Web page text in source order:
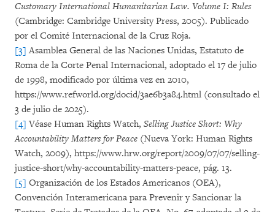
Customary International Humanitarian Law. Volume I: Rules
(Cambridge: Cambridge University Press, 2005). Publicado
por el Comité Internacional de la Cruz Roja.
[3] Asamblea General de las Naciones Unidas, Estatuto de
Roma de la Corte Penal Internacional, adoptado el 17 de julio
de 1998, modificado por última vez en 2010,
https://www.refworld.org/docid/3ae6b3a84.html (consultado el
3 de julio de 2025).
[4] Véase Human Rights Watch, Selling Justice Short: Why
Accountability Matters for Peace (Nueva York: Human Rights
Watch, 2009), https://www.hrw.org/report/2009/07/07/selling-
justice-short/why-accountability-matters-peace, pág. 13.
[5] Organización de los Estados Americanos (OEA),
Convención Interamericana para Prevenir y Sancionar la